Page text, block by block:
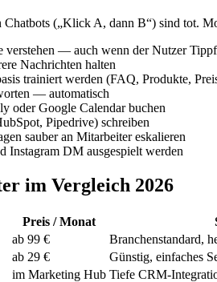
Chatbots („Klick A, dann B“) sind tot.
verstehen — auch wenn der Nutzer
Nachrichten halten
trainiert werden (FAQ, Produkte,
— automatisch
oder Google Calendar buchen
Pipedrive) schreiben
sauber an Mitarbeiter eskalieren
Instagram DM ausgespielt werden
im Vergleich 2026
Preis / Monat
ab 99 € Branchenstandard,
ab 29 € Günstig, einfaches
im Marketing Hub Tiefe CRM-